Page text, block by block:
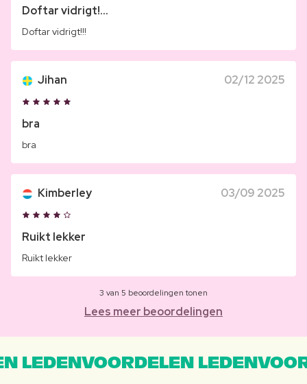
Doftar vidrigt!...
Doftar vidrigt!!!
Jihan 02/12 2025
bra
bra
Kimberley 03/09 2025
Ruikt lekker
Ruikt lekker
3 van 5 beoordelingen tonen
Lees meer beoordelingen
LEDENVOORDELEN